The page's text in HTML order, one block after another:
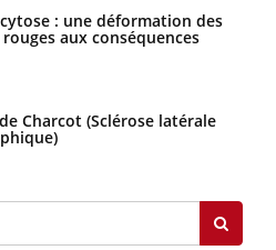
: une déformation des
aux conséquences
Charcot (Sclérose latérale